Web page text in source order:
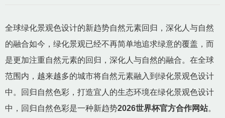
全球绿化景观色设计的新趋势自然元素回归，深化人与自然
的融合如今，绿化景观已经不再简单地追求绿意的覆盖，而
是更加注重自然元素的回归，深化人与自然的融合。在全球
范围内，越来越多的城市将自然元素融入到绿化景观色设计
中。回归自然色彩，打造宜人的生态环境在绿化景观色设计
中，回归自然色彩是一种新趋势2026世界杯官方合作网站。